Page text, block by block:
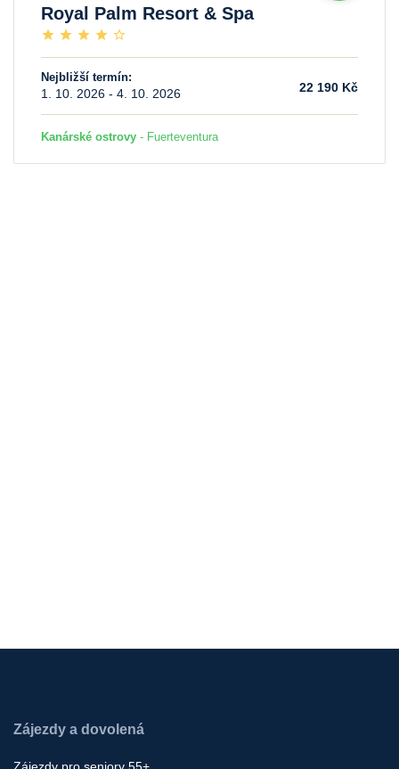
Royal Palm Resort & Spa
Nejbližší termín:
1. 10. 2026 - 4. 10. 2026 22 190 Kč
Kanárské ostrovy - Fuerteventura
Zájezdy a dovolená